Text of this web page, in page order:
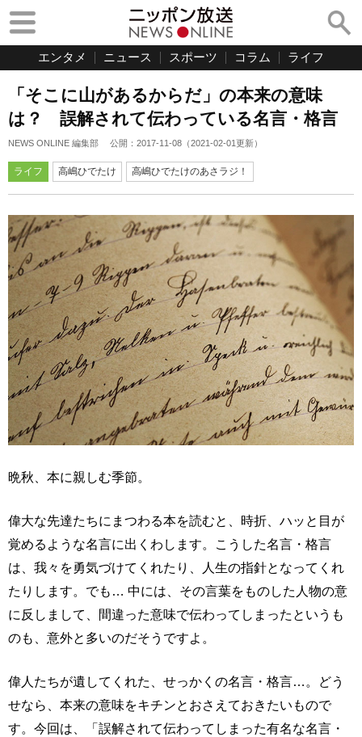
エンタメ ニュース スポーツ コラム ライフ
「そこに山があるからだ」の本来の意味
は？ 誤解されて伝わっている名言・格言
NEWS ONLINE 編集部 公開： 2017-11-08 （2021-02-01更新）
ライフ 高嶋ひでたけ 高嶋ひでたけのあさラジ！
晩秋、本に親しむ季節。
偉大な先達たちにまつわる本を読むと、時折、ハッと目が
覚めるような名言に出くわします。こうした名言・格言
は、我々を勇気づけてくれたり、人生の指針となってくれ
たりします。でも… 中には、その言葉をものした人物の意
に反しまして、間違った意味で伝わってしまったというも
のも、意外と多いのだそうですよ。
偉人たちが遺してくれた、せっかくの名言・格言…。どう
せなら、本来の意味をキチンとおさえておきたいもので
す。今回は、「誤解されて伝わってしまった有名な名言・